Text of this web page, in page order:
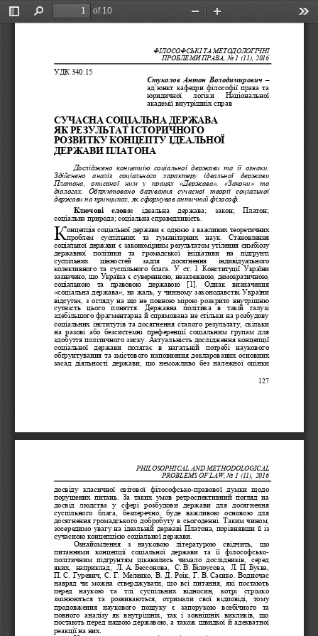
Toggle
Find
of 10
Zoom
ФІЛОСОФСЬКІ ТА МЕТОДОЛОГІЧНІ
ПРОБЛЕМИ ПРАВА, No 1 (11), 2016
127
УДК 340.15
Стукалов Антон Володимирович –
ад’юнкт  кафедри  філософії  права  та
юридичної     логіки     Національної
академії внутрішніх справ
СУЧАСНА СОЦІАЛЬНА ДЕРЖАВА
ЯК РЕЗУЛЬТАТ ІСТОРИЧНОГО
РОЗВИТКУ КОНЦЕПТУ ІДЕАЛЬНОЇ
ДЕРЖАВИ ПЛАТОНА
Досліджено  концепцію  соціальної  держави  та  її  ознаки.
Здійснено  аналіз  соціального  характеру  ідеальної  держави
Платона,  описаної  ним  у  працях
«Держава», «Закони»
та
діалогах.  Обґрунтовано  базування  сучасної  теорії  соціальної
держави на принципах, як сформував античнийфілософ.
Ключові  слова:
ідеальна    держава;    закон;    Платон;
соціальна природа; соціальна справедливість.
онцепція соціальної держави є однією з важливих теоретичних
проблем   суспільних   та   гуманітарних   наук.   Становлення
соціальної  держави  є  закономірним результатом  утілення  симбіозу
державної   політики   та   громадської   ініціативи   на
підґрунті
суспільних     цінностей     задля     досягнення     індивідуального
колективного  та  суспільного  блага.  У  ст.  1  Конституції  України
зазначено, що Україна є суверенною, незалежною, демократичною,
соціальною   та   правовою   державою   [1].
Однак   визначення
«соціальна держава», на жаль, у чинному законодавстві України
відсутнє,  з  огляду  на  що  не  повною  мірою  розкрито  внутрішню
сутність   цього   поняття.   Державна
політика   в   такій   галузі
здебільшого фрагментарна й спрямована не стільки на розбудову
соціальних  інститутів  та  досягнення  сталого  результату,  скільки
на  разові  або  безсистемні  преференції  соціальним  групам  для
здобуття політичного зиску. Актуальність дослідження концепції
соціальної   держави   полягає   в   нагальній   потребі   наукового
обґрунтування та змістового наповнення декларованих основних
засад  діяльності  держави,  що  неможливо  без  належної  оцінки
К
PHILOSOPHICAL AND METHODOLOGICAL
PROBLEMS OF LAW, No 1 (11), 2016
досвіду  класичної  світової  філософсько-правової  думки  щодо
порушених  питань.  За  таких  умов  ретроспективний  погляд  на
досвід  людства  у  сфері  розбудови  держави  для  досягнення
суспільного  блага
безперечно,
буде  важливою  основою  для
досягнення  громадського  добробуту  в  сьогоденні.  Таким  чином,
зосередимо увагу на ідеальній державі Платона, порівнявши її із
сучасною концепцією соціальної держави.
Ознайомлення   з   науковою   літературою   свідчить,   що
питаннями  концепції  соціальної  держави  та  її  філософсько-
політичним  підґрунтям  цікавились  чимало  дослідників,  серед
яких,  наприклад,  Л. А. Бессонова,  С. В. Білоусова,  Л. П. Буєва,
П. С. Гуревич, С. Г. Меленко, В. Д. Роік, Г. В. Саєнко. Водночас
навряд  чи  можна  стверджувати,  що  всі  питання,  які  постають
перед   наукою   та   тлі   суспільних   відносин,   котрі   стрімко
змінюються  та  розвиваються,  отримали  свої  відповіді,  тому
продовження   наукового   пошуку   є   запорукою   всебічного   та
повного  аналізу  як  внутрішніх,  так  і  зовнішніх  викликів,  що
постають перед нашою державою, а також швидкої й адекватної
реакції на них.